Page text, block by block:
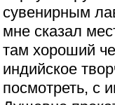
сувенирным
мне сказал
там хороший
индийское
посмотреть, с